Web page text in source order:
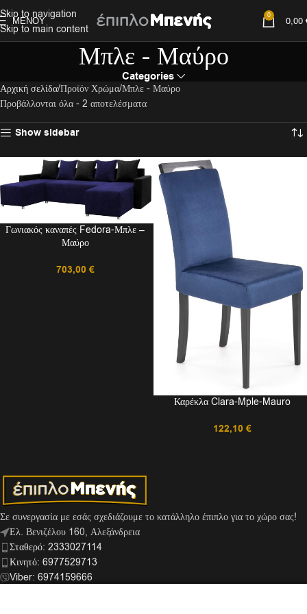
Skip to navigation
Skip to main content
ΜΕΝΟΎ 0 0,00
Μπλε - Μαύρο
Categories
Αρχική σελίδα Προϊόν Χρώμα Μπλε - Μαύρο
Προβάλλονται όλα - 2 αποτελέσματα
Show sidebar
Γωνιακός καναπές Fedora-Μπλε –
Μαύρο
703,00 €
Καρέκλα Clara-Mple-Mauro
122,10 €
Σε συνεργασία με εσάς σχεδιάζουμε το κατάλληλο έπιπλο για το χώρο σας!
Ελ. Βενιζέλου 160, Αλεξάνδρεια
Σταθερό: 2333027114
Κινητό: 6977529713
Viber: 6974159666